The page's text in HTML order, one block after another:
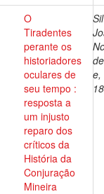
O
Tiradentes
perante os
historiadores
oculares de
seu tempo :
resposta a
um injusto
reparo dos
críticos da
História da
Conjuração
Mineira
e,